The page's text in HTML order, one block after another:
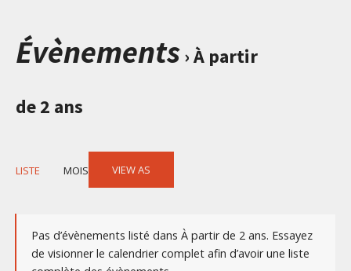
Évènements› À partir
de 2 ans
Event
Navigation
VIEW AS
LISTE MOIS
Pas d’évènements listé dans À partir de 2 ans. Essayez
de visionner le calendrier complet afin d’avoir une liste